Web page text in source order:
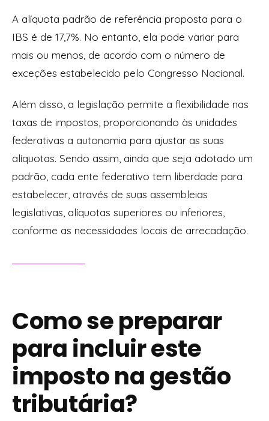
A alíquota padrão de referência proposta para o
IBS é de 17,7%. No entanto, ela pode variar para
mais ou menos, de acordo com o número de
exceções estabelecido pelo Congresso Nacional.
Além disso, a legislação permite a flexibilidade nas
taxas de impostos, proporcionando às unidades
federativas a autonomia para ajustar as suas
alíquotas. Sendo assim, ainda que seja adotado um
padrão, cada ente federativo tem liberdade para
estabelecer, através de suas assembleias
legislativas, alíquotas superiores ou inferiores,
conforme as necessidades locais de arrecadação.
Como se preparar
para incluir este
imposto na gestão
tributária?